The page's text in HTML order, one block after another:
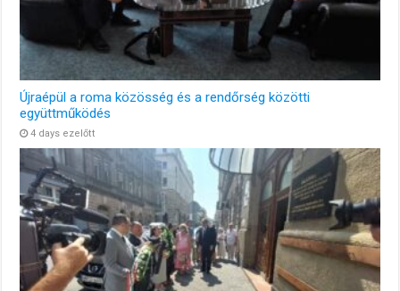
Újraépül a roma közösség és a rendőrség közötti
együttműködés
4 days ezelőtt